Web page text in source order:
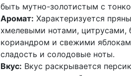
быть мутно-золотистым с
Аромат: Характеризуется
хмелевыми нотами, цитрусами,
кориандром и свежими
сладость и солодовые ноты.
Вкус: Вкус раскрывается